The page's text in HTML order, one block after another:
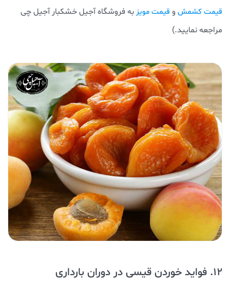
قیمت کشمش و قیمت مویزبه فروشگاه آجیل خشکبار آجیل چی
مراجعه نمایید.)
12. فواید خوردن قیسی در دوران بارداری